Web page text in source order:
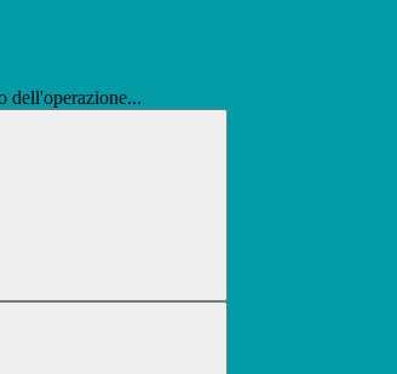
dell'operazione...